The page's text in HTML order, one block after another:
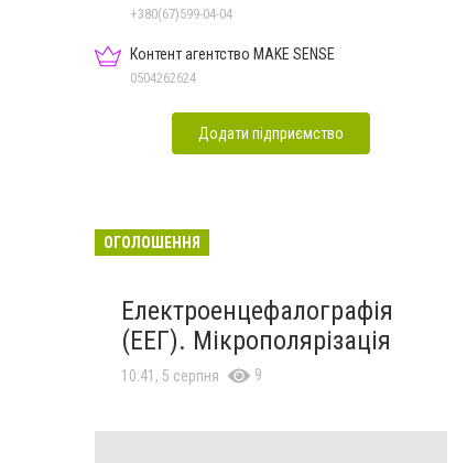
+380(67)599-04-04
Контент агентство MAKE SENSE
0504262624
Додати підприємство
ОГОЛОШЕННЯ
Електроенцефалографія
(ЕЕГ). Мікрополярізація
10:41, 5 серпня 9